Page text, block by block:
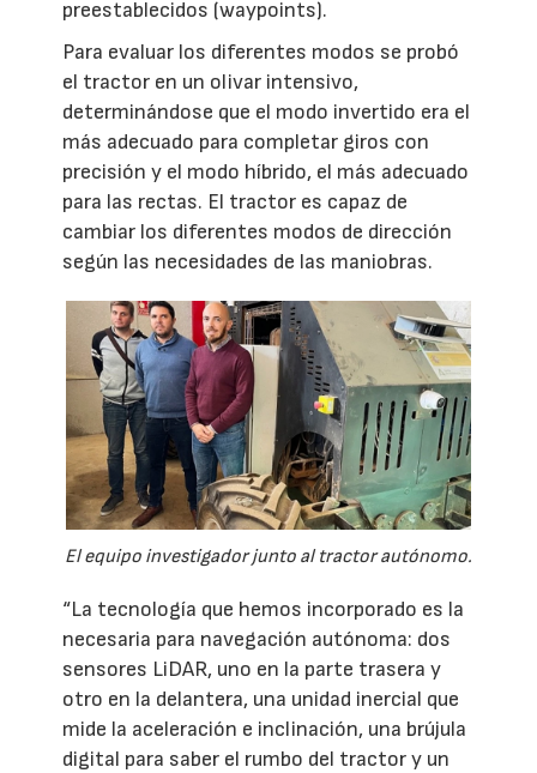
preestablecidos (waypoints).
Para evaluar los diferentes modos se probó
el tractor en un olivar intensivo,
determinándose que el modo invertido era el
más adecuado para completar giros con
precisión y el modo híbrido, el más adecuado
para las rectas. El tractor es capaz de
cambiar los diferentes modos de dirección
según las necesidades de las maniobras.
El equipo investigador junto al tractor autónomo.
“La tecnología que hemos incorporado es la
necesaria para navegación autónoma: dos
sensores LiDAR, uno en la parte trasera y
otro en la delantera, una unidad inercial que
mide la aceleración e inclinación, una brújula
digital para saber el rumbo del tractor y un